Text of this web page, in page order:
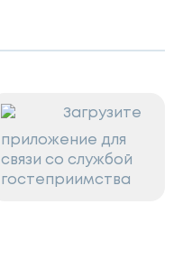
Загрузите
приложение для
связи со службой
гостеприимства